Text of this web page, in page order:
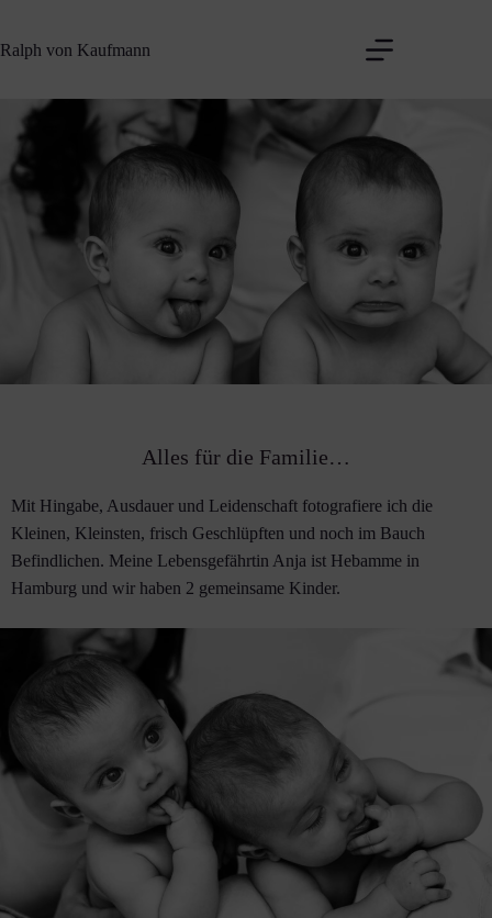
Inhalt
Ralph von Kaufmann
Alles für die Familie…
Mit Hingabe, Ausdauer und Leidenschaft fotografiere ich die
Kleinen, Kleinsten, frisch Geschlüpften und noch im Bauch
Befindlichen. Meine Lebensgefährtin Anja ist Hebamme in
Hamburg und wir haben 2 gemeinsame Kinder.